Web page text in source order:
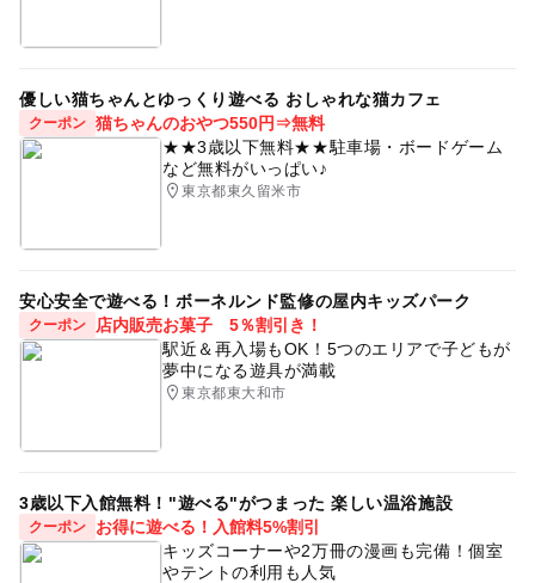
優しい猫ちゃんとゆっくり遊べる おしゃれな猫カフェ
クーポン 猫ちゃんのおやつ550円⇒無料
★★3歳以下無料★★駐車場・ボードゲーム
など無料がいっぱい♪
東京都東久留米市
安心安全で遊べる！ボーネルンド監修の屋内キッズパーク
クーポン
店内販売お菓子 5％割引き！
駅近＆再入場もOK！5つのエリアで子どもが
夢中になる遊具が満載
東京都東大和市
3歳以下入館無料！"遊べる"がつまった 楽しい温浴施設
クーポン
お得に遊べる！入館料5%割引
キッズコーナーや2万冊の漫画も完備！個室
やテントの利用も人気